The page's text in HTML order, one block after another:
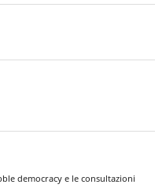
democracy e le consultazioni